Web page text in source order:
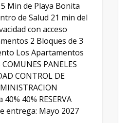
5 Min de Playa Bonita
de Salud 21 min del
con acceso
2 Bloques de 3
Los Apartamentos
PANELES
CONTROL DE
40% RESERVA
entrega: Mayo 2027